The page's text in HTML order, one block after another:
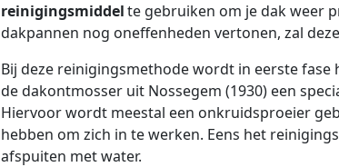
reinigingsmiddelte gebruiken om je dak weer
dakpannen nog oneffenheden vertonen, zal
Bij deze reinigingsmethode wordt in eerste
de dakontmosser uit Nossegem (1930) een
Hiervoor wordt meestal een onkruidsproeier
hebben om zich in te werken. Eens het
afspuiten met water.